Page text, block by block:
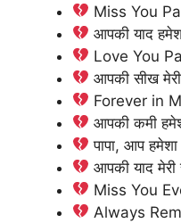
Miss You
आपकी याद
Love You
आपकी सीख
Forever in
आपकी कमी
पापा, आप
आपकी याद
Miss You
Always